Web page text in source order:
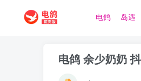
电鸽 岛遇
电鸽 余少奶奶